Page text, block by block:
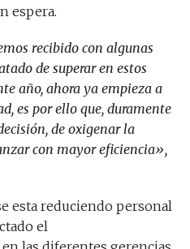
espera.
recibido con algunas
de superar en estos
año, ahora ya empieza a
es por ello que, duramente
de oxigenar la
con mayor eficiencia»,
esta reduciendo personal
el